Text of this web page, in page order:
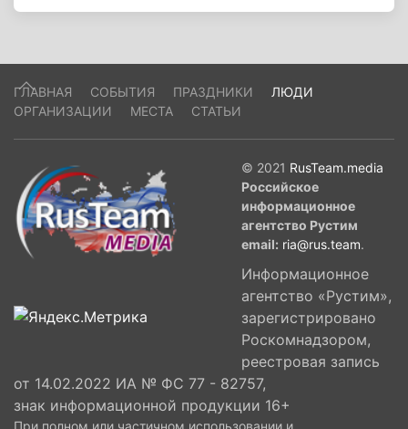
ГЛАВНАЯ СОБЫТИЯ ПРАЗДНИКИ
ЛЮДИ
ОРГАНИЗАЦИИ
МЕСТА СТАТЬИ
© 2021 RusTeam.media
Российское
информационное
агентство Рустим
email: ria@rus.team.
Информационное
агентство «Рустим»,
зарегистрировано
Роскомнадзором,
реестровая запись
от 14.02.2022 ИА № ФС 77 - 82757,
знак информационной продукции 16+
При полном или частичном использовании и